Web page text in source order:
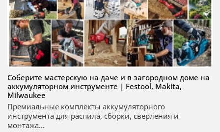
Соберите мастерскую на даче и в загородном доме на
аккумуляторном инструменте | Festool, Makita,
Milwaukee
Премиальные комплекты аккумуляторного
инструмента для распила, сборки, сверления и
монтажа...